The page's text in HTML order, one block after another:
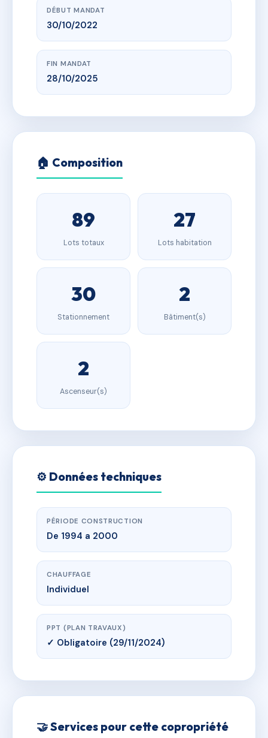
DÉBUT MANDAT
30/10/2022
FIN MANDAT
28/10/2025
🏠 Composition
89
Lots totaux
27
Lots habitation
30
Stationnement
2
Bâtiment(s)
2
Ascenseur(s)
⚙️ Données techniques
PÉRIODE CONSTRUCTION
De 1994 a 2000
CHAUFFAGE
Individuel
PPT (PLAN TRAVAUX)
✓ Obligatoire (29/11/2024)
🤝 Services pour cette copropriété